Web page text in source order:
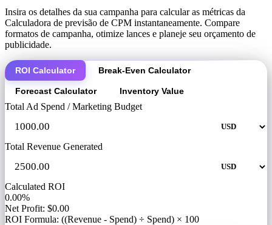
Insira os detalhes da sua campanha para calcular as métricas da
Calculadora de previsão de CPM instantaneamente. Compare
formatos de campanha, otimize lances e planeje seu orçamento de
publicidade.
ROI Calculator Break-Even Calculator
Forecast Calculator Inventory Value
Total Ad Spend / Marketing Budget
Total Revenue Generated
Calculated ROI
0.00%
Net Profit: $0.00
ROI Formula: ((Revenue - Spend) ÷ Spend) × 100